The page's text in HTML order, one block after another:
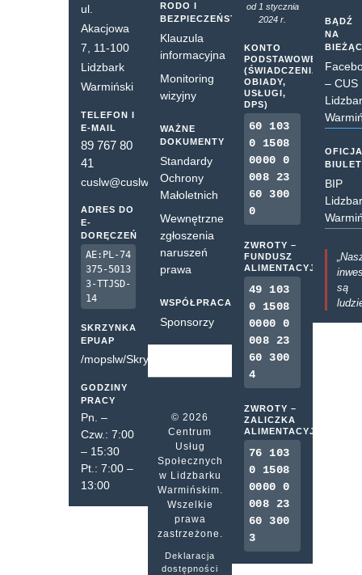
ul.
Akacjowa
7, 11-100
Lidzbark
Warmiński
TELEFON I
E-MAIL
89 767 80
41
cuslw@cuslw.pl
ADRES DO
E-
DORĘCZEŃ
AE:PL-74
375-5013
3-TTJSD-
14
SKRZYNKA
EPUAP
/mopslw/SkrytkaESP
GODZINY
PRACY
Pn. –
Czw.: 7:00
– 15:30
Pt.: 7:00 –
13:00
RODO I
BEZPIECZEŃSTWO
Klauzula
informacyjna
Monitoring
wizyjny
WAŻNE
DOKUMENTY
Standardy
Ochrony
Małoletnich
Wewnętrzne
zgłoszenia
naruszeń
prawa
WSPÓŁPRACA
Sponsorzy
© 2026
Centrum
Usług
Społecznych
w Lidzbarku
Warmińskim.
Wszelkie
prawa
zastrzeżone.
Deklaracja
dostępności
od 1 stycznia
2024 r.
KONTO
PODSTAWOWE
(ŚWIADCZENIA,
OBIADY,
USŁUGI,
DPS)
60 103
0 1508
0000 0
008 23
60 300
0
ZWROTY –
FUNDUSZ
ALIMENTACYJNY
49 103
0 1508
0000 0
008 23
60 300
4
ZWROTY –
ZALICZKA
ALIMENTACYJNA
76 103
0 1508
0000 0
008 23
60 300
3
BĄDŹ
NA
– CUS
BIP
są